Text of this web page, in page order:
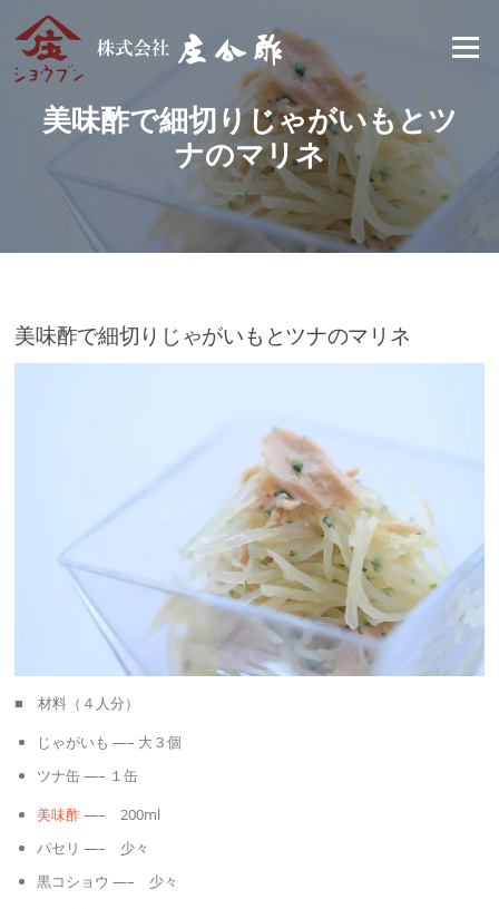
content
Menu
美味酢で細切りじゃがいもとツ
ナのマリネ
美味酢で細切りじゃがいもとツナのマリネ
■ 材料（４人分）
じゃがいも —– 大３個
ツナ缶 —– １缶
美味酢—– 200ml
パセリ —– 少々
黒コショウ —– 少々